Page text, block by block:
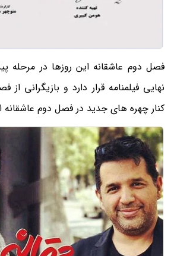
فصل دوم عاشقانه این روزها در مرحله
نهایی فیلمنامه قرار دارد و بازیگرانی
کنار چهره های جدید در فصل دوم عاشقانه